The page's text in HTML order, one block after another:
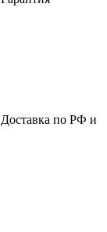
Доставка по РФ и